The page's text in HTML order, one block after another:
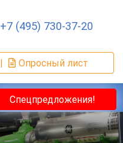
+7 (495) 730-37-20
| Опросный лист
Спецпредложения!